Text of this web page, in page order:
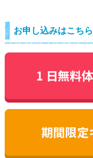
お申し込みはこちら